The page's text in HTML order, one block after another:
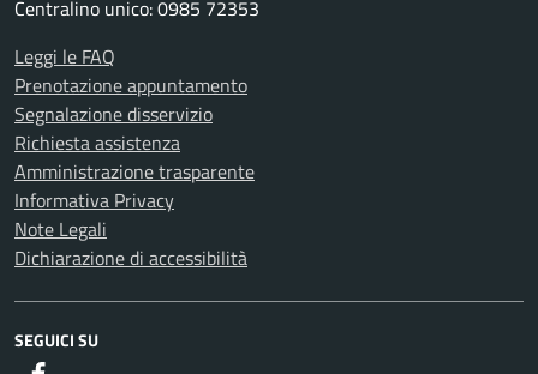
Centralino unico: 0985 72353
Leggi le FAQ
Prenotazione appuntamento
Segnalazione disservizio
Richiesta assistenza
Amministrazione trasparente
Informativa Privacy
Note Legali
Dichiarazione di accessibilità
SEGUICI SU